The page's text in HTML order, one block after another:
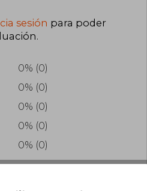
sesión para poder
.
0% (0)
0% (0)
0% (0)
0% (0)
0% (0)